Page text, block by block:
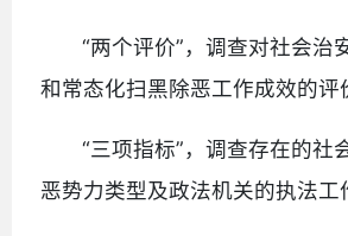
“两个评价”，调查对社会治
和常态化扫黑除恶工作成效的评
“三项指标”，调查存在的社
恶势力类型及政法机关的执法工